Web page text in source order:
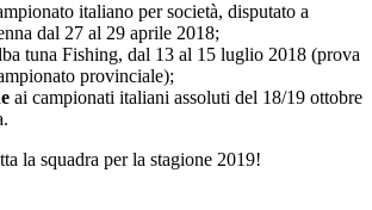
italiano per società, disputato a
dal 27 al 29 aprile 2018;
tuna Fishing, dal 13 al 15 luglio 2018 (prova
provinciale);
ai campionati italiani assoluti del 18/19 ottobre
la squadra per la stagione 2019!